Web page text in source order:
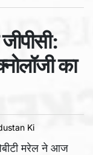
का
Ki
मरेल ने आज